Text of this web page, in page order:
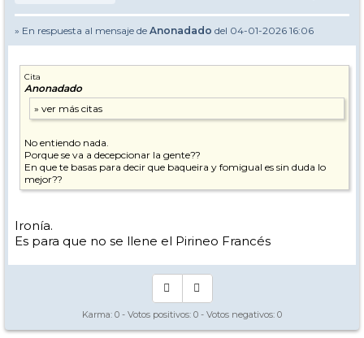
» En respuesta al mensaje de Anonadado del 04-01-2026 16:06
Cita
Anonadado
No entiendo nada.
Porque se va a decepcionar la gente??
En que te basas para decir que baqueira y fomigual es sin duda lo
mejor??
Ironía.
Es para que no se llene el Pirineo Francés
Karma: 0 - Votos positivos: 0 - Votos negativos: 0